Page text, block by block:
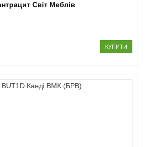
Світ Меблів
КУПИТИ